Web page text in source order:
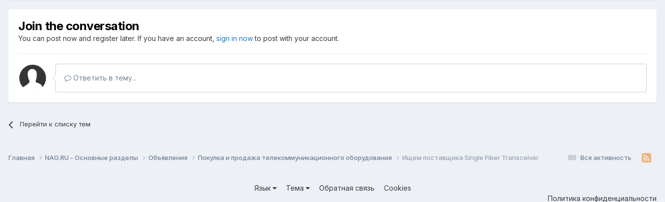
Join the conversation
You can post now and register later. If you have an account, sign in nowto post with your account.
Ответить в тему...
Перейти к списку тем
Вся активность
Главная NAG.RU - Основные разделы Объявления Покупка и продажа телекоммуникационного оборудования Ищем поставщика Single Fiber Transceiver
Язык Тема Обратная связь
Cookies
Политика конфиденциальности